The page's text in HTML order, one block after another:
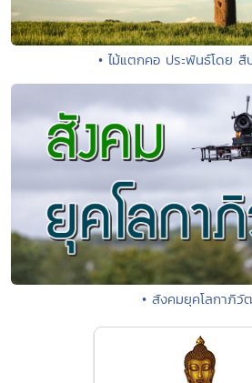
• ไม้แตกคอ ประพันธ์โดย สื
• สังคมยุคโลกาภิ